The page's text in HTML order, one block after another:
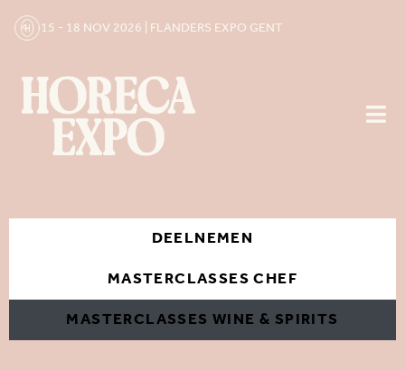
15 - 18 NOV 2026 | FLANDERS EXPO GENT
DEELNEMEN
MASTERCLASSES CHEF
MASTERCLASSES WINE & SPIRITS